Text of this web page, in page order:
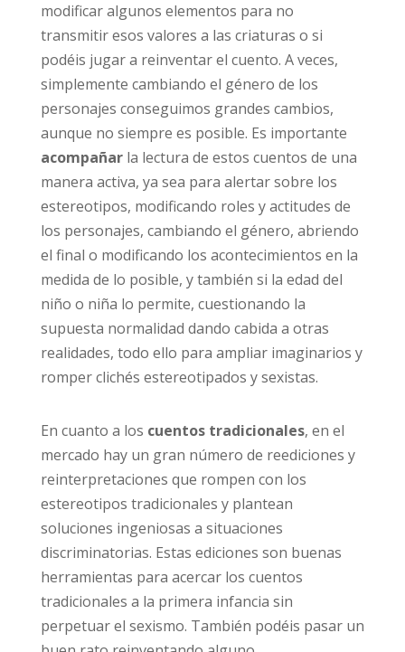
modificar algunos elementos para no
transmitir esos valores a las criaturas o si
podéis jugar a reinventar el cuento. A veces,
simplemente cambiando el género de los
personajes conseguimos grandes cambios,
aunque no siempre es posible. Es importante
acompañarla lectura de estos cuentos de una
manera activa, ya sea para alertar sobre los
estereotipos, modificando roles y actitudes de
los personajes, cambiando el género, abriendo
el final o modificando los acontecimientos en la
medida de lo posible, y también si la edad del
niño o niña lo permite, cuestionando la
supuesta normalidad dando cabida a otras
realidades, todo ello para ampliar imaginarios y
romper clichés estereotipados y sexistas.
En cuanto a los cuentos tradicionales, en el
mercado hay un gran número de reediciones y
reinterpretaciones que rompen con los
estereotipos tradicionales y plantean
soluciones ingeniosas a situaciones
discriminatorias. Estas ediciones son buenas
herramientas para acercar los cuentos
tradicionales a la primera infancia sin
perpetuar el sexismo. También podéis pasar un